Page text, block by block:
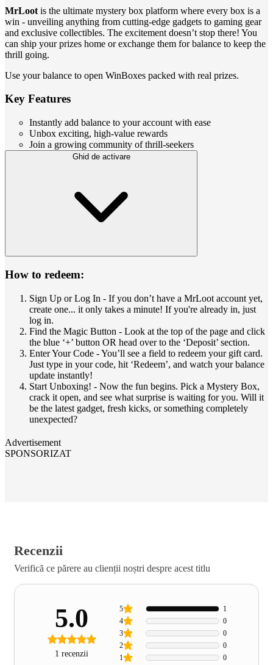
MrLoot is the ultimate mystery box platform where every box is a
win - unveiling anything from cutting-edge gadgets to gaming gear
and exclusive collectibles. The excitement doesn’t stop there! You
can ship your prizes home or exchange them for balance to keep the
thrill going.
Use your balance to open WinBoxes packed with real prizes.
Key Features
Instantly add balance to your account with ease
Unbox exciting, high-value rewards
Join a growing community of thrill-seekers
Ghid de activare
How to redeem:
Sign Up or Log In - If you don’t have a MrLoot account yet,
create one... it only takes a minute! If you're already in, just
log in.
Find the Magic Button - Look at the top of the page and click
the blue ‘+’ button OR head over to the ‘Deposit’ section.
Enter Your Code - You’ll see a field to redeem your gift card.
Just type in your code, hit ‘Redeem’, and watch your balance
update instantly!
Start Unboxing! - Now the fun begins. Pick a Mystery Box,
crack it open, and see what surprise is waiting for you. Will it
be the latest gadget, fresh kicks, or something completely
unexpected?
Advertisement
SPONSORIZAT
Recenzii
Verifică ce părere au clienții noștri despre acest titlu
5.0
1 recenzii 1 0
2 0
3 0
4 0
5 1